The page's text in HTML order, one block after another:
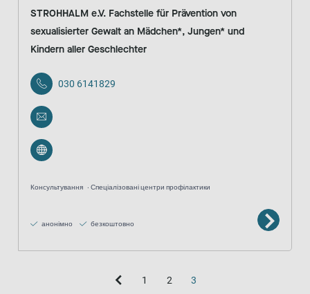
STROHHALM e.V. Fachstelle für Prävention von
sexualisierter Gewalt an Mädchen*, Jungen* und
Kindern aller Geschlechter
030 6141829
Консультування Спеціалізовані центри профілактики
анонімно безкоштовно
1 2 3